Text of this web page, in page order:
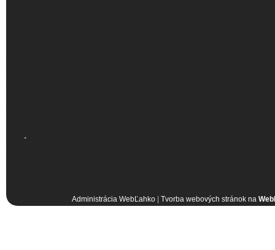
.
Administrácia WebĽahko| Tvorba webových stránok na